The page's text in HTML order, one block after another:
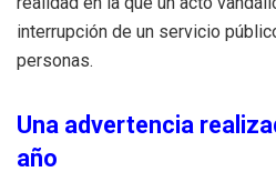
interrupción de un servicio
personas.
Una advertencia
año